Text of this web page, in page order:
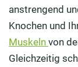
anstrengend
Knochen und
Muskeln von
Gleichzeitig